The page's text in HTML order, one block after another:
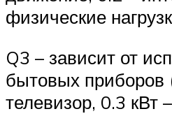
физические
Q3 – зависит от
бытовых приборов
телевизор, 0.3 кВт